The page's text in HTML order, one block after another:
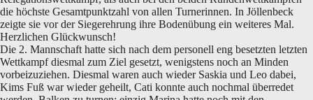
die höchste Gesamtpunktzahl von allen Turnerinnen. In Jöllenbeck
zeigte sie vor der Siegerehrung ihre Bodenübung ein weiteres Mal.
Herzlichen Glückwunsch!
Die 2. Mannschaft hatte sich nach dem personell eng besetzten letzten
Wettkampf diesmal zum Ziel gesetzt, wenigstens noch an Minden
vorbeizuziehen. Diesmal waren auch wieder Saskia und Leo dabei,
Kims Fuß war wieder geheilt, Cati konnte auch nochmal überredet